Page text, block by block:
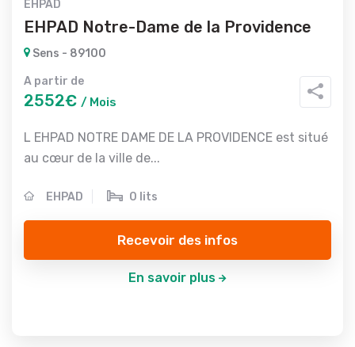
EHPAD
EHPAD Notre-Dame de la Providence
Sens - 89100
A partir de
2552€ / Mois
L EHPAD NOTRE DAME DE LA PROVIDENCE est situé
au cœur de la ville de...
EHPAD 0 lits
Recevoir des infos
En savoir plus